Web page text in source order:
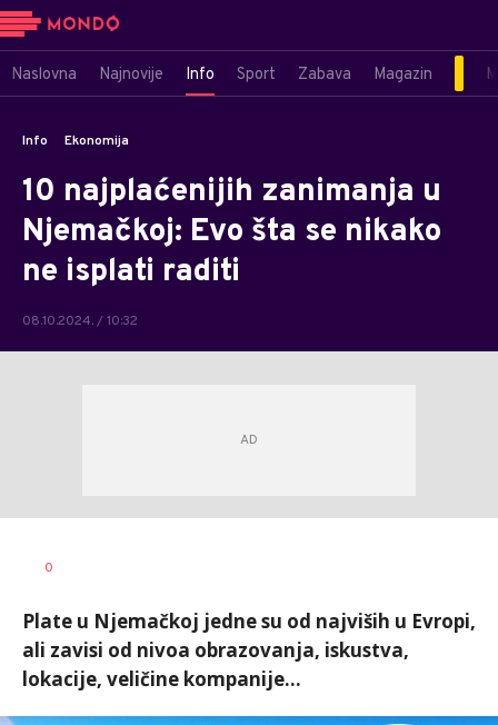
Naslovna Najnovije Info Sport Zabava Magazin
Info Ekonomija
10 najplaćenijih zanimanja u
Njemačkoj: Evo šta se nikako
ne isplati raditi
08.10.2024. / 10:32
0
Plate u Njemačkoj jedne su od najviših u Evropi,
ali zavisi od nivoa obrazovanja, iskustva,
lokacije, veličine kompanije...